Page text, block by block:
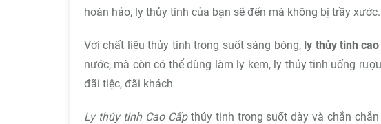
hoàn hảo, ly thủy tinh của bạn sẽ đến mà không bị trầy xước.
Với chất liệu thủy tinh trong suốt sáng bóng, ly thủy tinh
nước, mà còn có thể dùng làm ly kem, ly thủy tinh uống
đãi tiệc, đãi khách
Ly thủy tinh Cao Cấpthủy tinh trong suốt dày và chắn